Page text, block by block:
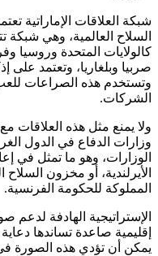
شبكة العلاقات الإماراتية
السلاح العالمية، وهي شبكة
كالولايات المتحدة وروسيا
صربيا وبلغاريا، وتعتمد
وتستخدم هذه الصراعات
الشركات.
ولا يمنع مثل هذه
وزارات الدفاع في الدول
الوزارات، وهو ما تمثل في
الأيرلندية، أو مخزون
المملوكة للحكومة الفرنسية.
الإستراتيجية الهادفة
إقليمية صاعدة تساندها
يمكن أن تؤدي هذه الصورة في